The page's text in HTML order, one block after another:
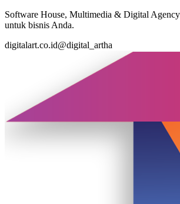
Software House, Multimedia & Digital
untuk bisnis Anda.
digitalart.co.id@digital_artha